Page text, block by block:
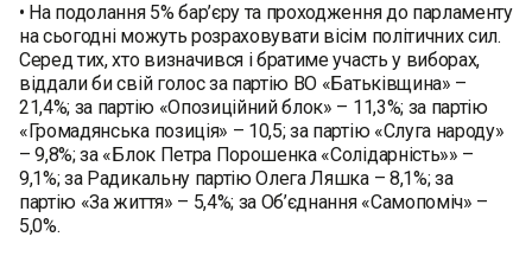
• На подолання 5% бар’єру та проходження до парламенту
на сьогодні можуть розраховувати вісім політичних сил.
Серед тих, хто визначився і братиме участь у виборах,
віддали би свій голос за партію ВО «Батьківщина» –
21,4%; за партію «Опозиційний блок» – 11,3%; за партію
«Громадянська позиція» – 10,5; за партію «Слуга народу»
– 9,8%; за «Блок Петра Порошенка «Солідарність»» –
9,1%; за Радикальну партію Олега Ляшка – 8,1%; за
партію «За життя» – 5,4%; за Об’єднання «Самопоміч» –
5,0%.